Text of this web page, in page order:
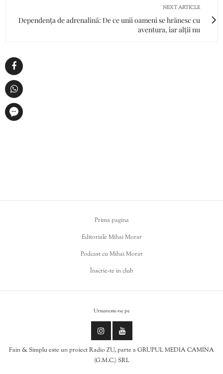
NEXT ARTICLE
Dependența de adrenalină: De ce unii oameni se hrănesc cu
aventura, iar alții nu
Prima pagina
Editoriale Mihai Morar
Podcast cu Mihai Morar
Înscrie-te in club
Urmareste-ne pe
Fain & Simplu este un proiect Radio ZU, parte a GRUPUL MEDIA CAMINA
(G.M.C.) SRL